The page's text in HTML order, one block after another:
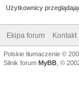
Użytkownicy
Ekipa forum Kontakt
Polskie tłumaczenie ©
Silnik forum MyBB , ©